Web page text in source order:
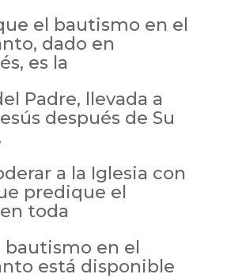
el bautismo en el
dado en
es la
Padre, llevada a
después de Su
a la Iglesia con
predique el
toda
bautismo en el
está disponible